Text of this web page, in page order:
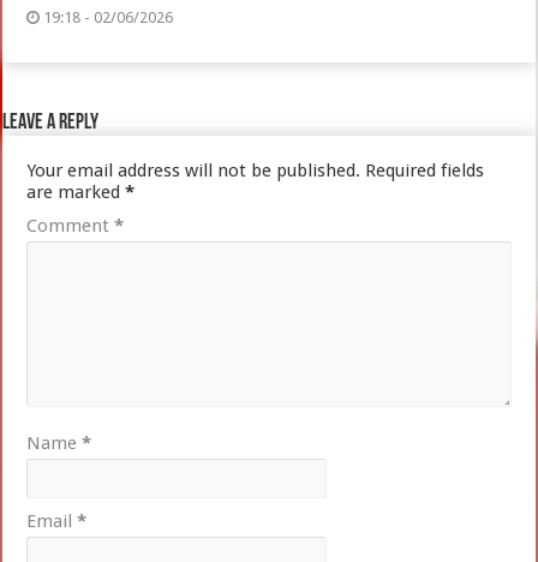
19:18 - 02/06/2026
Leave a Reply
Your email address will not be published. Required fields
are marked*
Comment*
Name*
Email*